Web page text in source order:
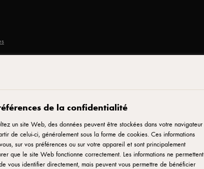
de la confidentialité
un site Web, des données peuvent être stockées dans votre navigateur
de celui-ci, généralement sous la forme de cookies. Ces informations
sur vos préférences ou sur votre appareil et sont principalement
que le site Web fonctionne correctement. Les informations ne permettent
vous identifier directement, mais peuvent vous permettre de bénéficier